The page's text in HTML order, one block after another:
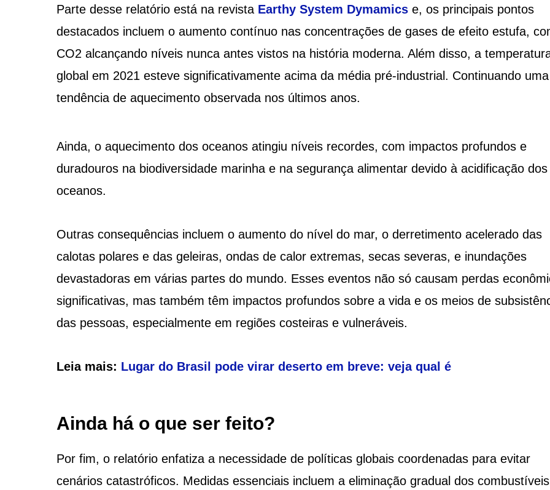
Parte desse relatório está na revista Earthy System Dymamicse, os principais pontos
destacados incluem o aumento contínuo nas concentrações de gases de efeito estufa,
CO2 alcançando níveis nunca antes vistos na história moderna. Além disso, a
global em 2021 esteve significativamente acima da média pré-industrial. Continuando uma
tendência de aquecimento observada nos últimos anos.
Ainda, o aquecimento dos oceanos atingiu níveis recordes, com impactos profundos e
duradouros na biodiversidade marinha e na segurança alimentar devido à acidificação dos
oceanos.
Outras consequências incluem o aumento do nível do mar, o derretimento acelerado das
calotas polares e das geleiras, ondas de calor extremas, secas severas, e inundações
devastadoras em várias partes do mundo. Esses eventos não só causam perdas
significativas, mas também têm impactos profundos sobre a vida e os meios de
das pessoas, especialmente em regiões costeiras e vulneráveis.
Leia mais: Lugar do Brasil pode virar deserto em breve: veja qual é
Ainda há o que ser feito?
Por fim, o relatório enfatiza a necessidade de políticas globais coordenadas para evitar
cenários catastróficos. Medidas essenciais incluem a eliminação gradual dos combustíveis